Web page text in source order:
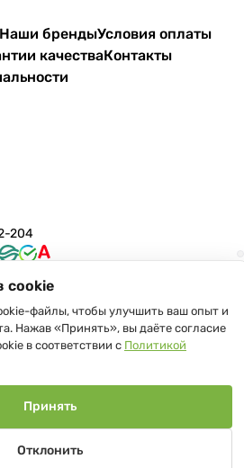
Наши брендыУсловия оплаты
качестваКонтакты
204
мебель с оперативной доставкой по
Минск, ул. Платонова, 22, пом.
2013 г. Регистрация №191081534,
телефон +375 (17) 361-10-80,
544-10-00, e-mail: info@danko.by
Первомайского района
65, Начальник отдела: Жакович Юлия
cookie
файлы, чтобы улучшить ваш опыт и
Нажав «Принять», вы даёте согласие
в соответствии с Политикой
Отклонить
Принять